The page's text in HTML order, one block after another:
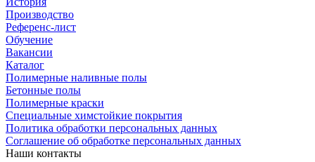
Производство
Референс-лист
Обучение
Вакансии
Каталог
Полимерные наливные полы
Бетонные полы
Полимерные краски
Специальные химстойкие покрытия
Политика обработки персональных данных
Cоглашение об обработке персональных данных
Наши контакты